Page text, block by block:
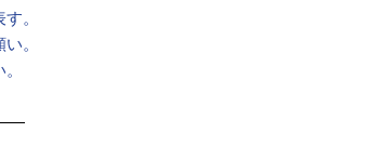
。
。
――